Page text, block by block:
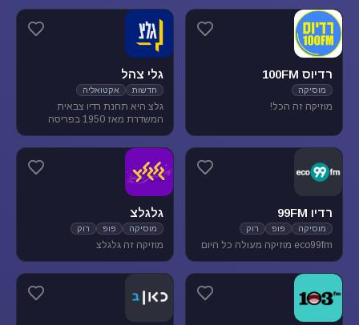
ים תיכונית, מוסיקה לפי שפות
רדיוס 100FM
מוסיקה
מוזיקה זה הכל!
גלי צהל
חדשות אקטואליה
גלצ היא תחנת רדיו צבאית
המשדרת מאז 1950 בפריסה
חדשות, תכניות אקטואליה
ותרבות, מוזיקה ועוד.
רדיו 99FM
מוסיקה פופ רוק
eco99fm מוזיקה מעולה כל היום
גלגלצ
מוסיקה פופ רוק
מוזיקה זה גלגלצ